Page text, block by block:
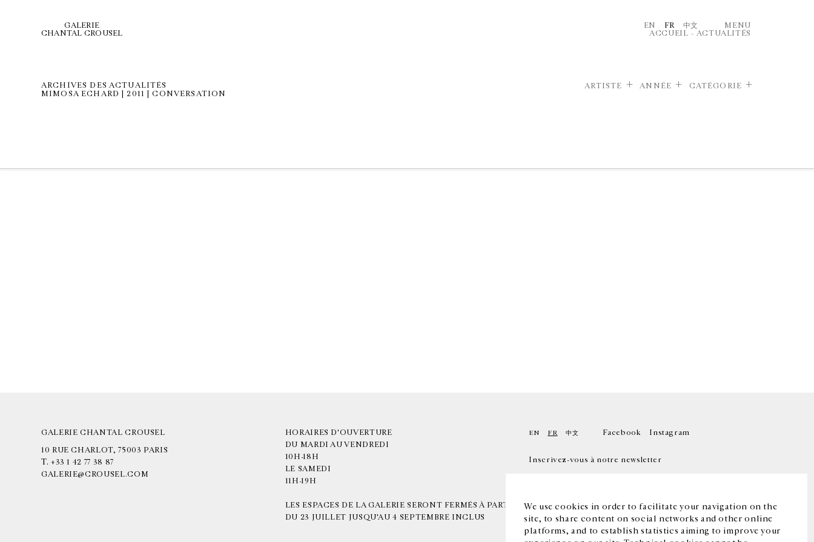
We use cookies in order to facilitate your navigation on the
site, to share content on social networks and other online
platforms, and to establish statistics aiming to improve your
GALERIE
CHANTAL CROUSEL
EN FR 中文
MENU
ACCUEIL – ACTUALITÉS
ARCHIVES DES ACTUALITÉS
MIMOSA ECHARD | 2011 | CONVERSATION
ARTISTE ANNÉE CATÉGORIE
GALERIE CHANTAL CROUSEL
10 RUE CHARLOT, 75003 PARIS
T. +33 1 42 77 38 87
GALERIE@CROUSEL.COM
HORAIRES D'OUVERTURE
DU MARDI AU VENDREDI
10H-18H
LE SAMEDI
11H-19H
LES ESPACES DE LA GALERIE SERONT FERMÉS À PARTIR
DU 23 JUILLET JUSQU'AU 4 SEPTEMBRE INCLUS
EN FR 中文 Facebook Instagram
Inscrivez-vous à notre newsletter